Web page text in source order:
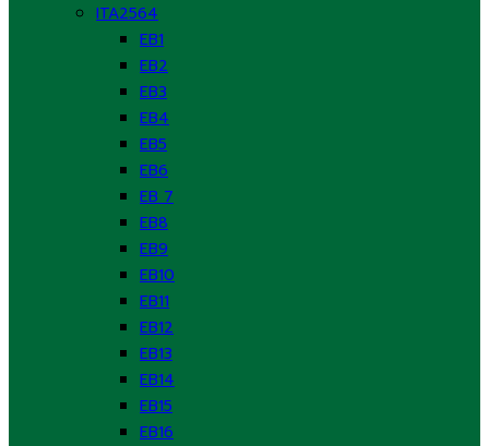
ITA2564
EB1
EB2
EB3
EB4
EB5
EB6
EB 7
EB8
EB9
EB10
EB11
EB12
EB13
EB14
EB15
EB16